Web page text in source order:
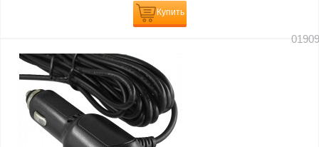
Купить